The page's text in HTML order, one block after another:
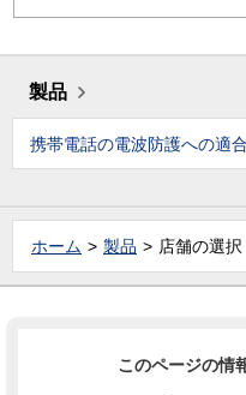
製品
携帯電話の電波防護への適
ホーム 製品 店舗の選択
このページの情